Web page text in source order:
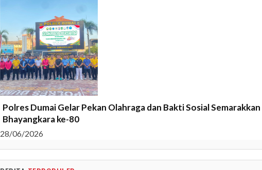
Polres Dumai Gelar Pekan Olahraga dan Bakti Sosial
Bhayangkara ke-80
28/06/2026